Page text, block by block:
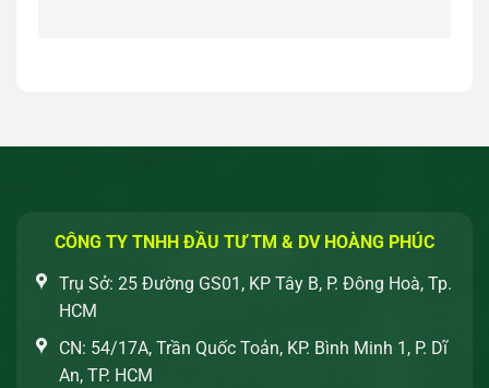
CÔNG TY TNHH ĐẦU TƯ TM & DV HOÀNG PHÚC
Trụ Sở: 25 Đường GS01, KP Tây B, P. Đông Hoà, Tp.
HCM
CN: 54/17A, Trần Quốc Toản, KP. Bình Minh 1, P. Dĩ
An, TP. HCM